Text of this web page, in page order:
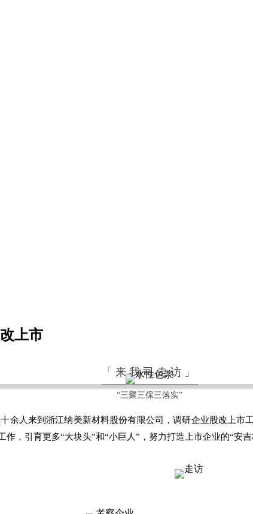
上市
「来我司走访」
“三聚三保三落实”
余人来到浙江纳美新材料股份有限公司，调研企业股改上
，引育更多“大块头”和“小巨人”，努力打造上市企业的“安吉